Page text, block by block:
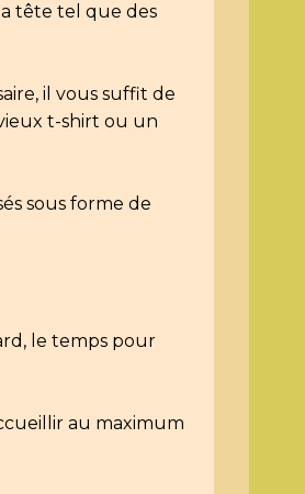
tête tel que des
il vous suffit de
t-shirt ou un
sous forme de
le temps pour
au maximum